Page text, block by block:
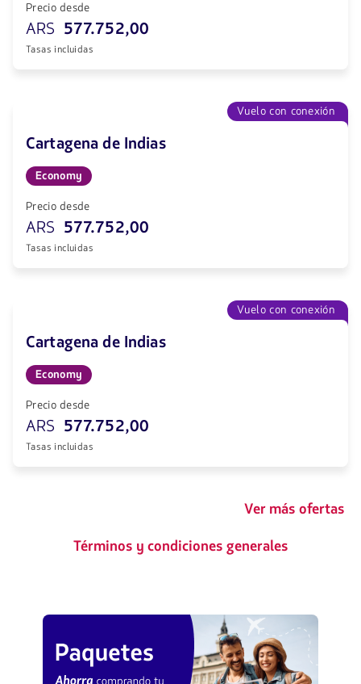
Precio desde
ARS 577.752,00
Tasas incluidas
Vuelo con conexión
Cartagena de Indias
Economy
Precio desde
ARS 577.752,00
Tasas incluidas
Vuelo con conexión
Cartagena de Indias
Economy
Precio desde
ARS 577.752,00
Tasas incluidas
Ver más ofertas
Términos y condiciones generales